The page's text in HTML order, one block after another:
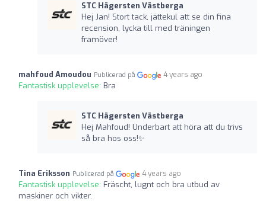
STC Hägersten Västberga
Hej Jan! Stort tack, jättekul att se din fina
recension, lycka till med träningen
framöver!
mahfoud Amoudou Publicerad på 4 years ago
Fantastisk upplevelse: Bra
STC Hägersten Västberga
Hej Mahfoud! Underbart att höra att du trivs
så bra hos oss!✨
Tina Eriksson Publicerad på 4 years ago
Fantastisk upplevelse: Fräscht, lugnt och bra utbud av
maskiner och vikter.